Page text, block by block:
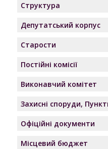
Структура
Депутатський корпус
Старости
Постійні комісії
Виконавчий комітет
Захисні споруди,
Офіційні документи
Місцевий бюджет